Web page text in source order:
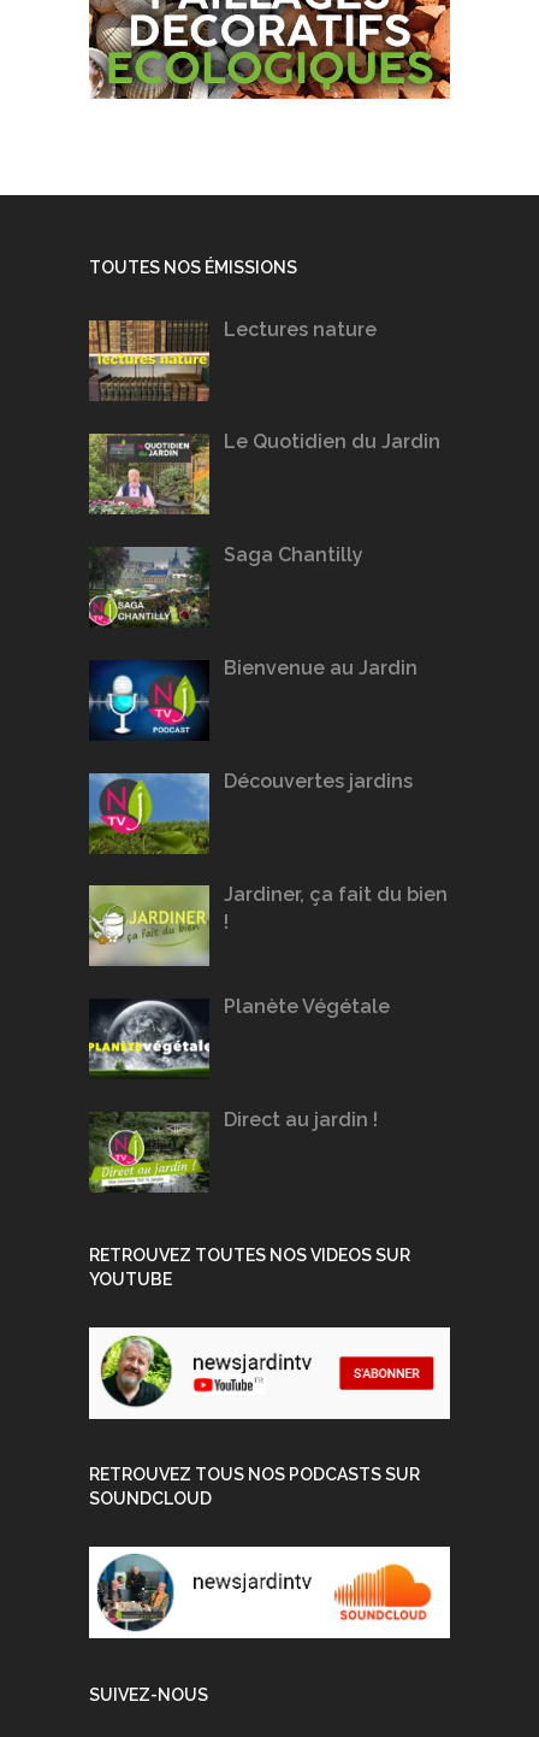
TOUTES NOS ÉMISSIONS
Lectures nature
Le Quotidien du Jardin
Saga Chantilly
Bienvenue au Jardin
Découvertes jardins
Jardiner, ça fait du bien
!
Planète Végétale
Direct au jardin !
RETROUVEZ TOUTES NOS VIDEOS SUR
YOUTUBE
RETROUVEZ TOUS NOS PODCASTS SUR
SOUNDCLOUD
SUIVEZ-NOUS